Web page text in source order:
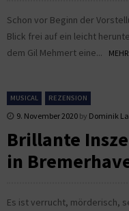
Schon vor Beginn der
Blick frei auf ein leicht
dem Gil Mehmert eine...
MUSICAL REZENSION
9. November 2020 by Dominik
Brillante
in
Es ist verrucht, mörderisch,